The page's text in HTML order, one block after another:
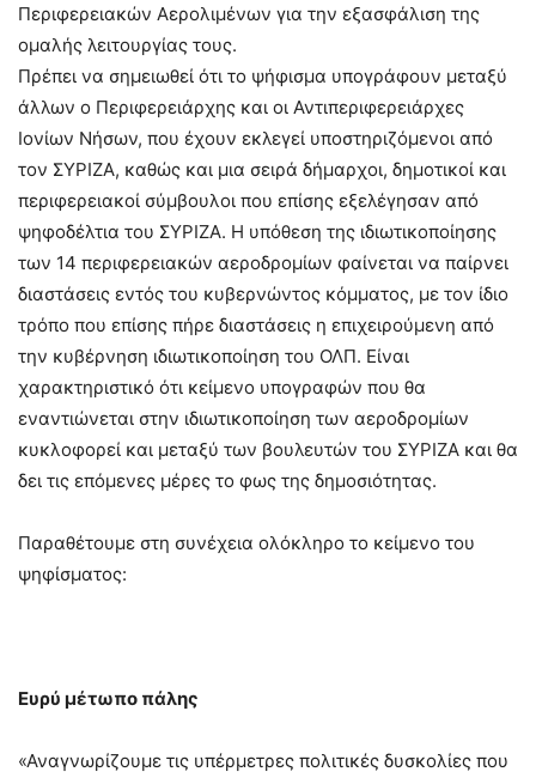
Περιφερειακών Αερολιμένων για την εξασφάλιση της
ομαλής λειτουργίας τους.
Πρέπει να σημειωθεί ότι το ψήφισμα υπογράφουν μεταξύ
άλλων ο Περιφερειάρχης και οι Αντιπεριφερειάρχες
Ιονίων Νήσων, που έχουν εκλεγεί υποστηριζόμενοι από
τον ΣΥΡΙΖΑ, καθώς και μια σειρά δήμαρχοι, δημοτικοί και
περιφερειακοί σύμβουλοι που επίσης εξελέγησαν από
ψηφοδέλτια του ΣΥΡΙΖΑ. Η υπόθεση της ιδιωτικοποίησης
των 14 περιφερειακών αεροδρομίων φαίνεται να παίρνει
διαστάσεις εντός του κυβερνώντος κόμματος, με τον ίδιο
τρόπο που επίσης πήρε διαστάσεις η επιχειρούμενη από
την κυβέρνηση ιδιωτικοποίηση του ΟΛΠ. Είναι
χαρακτηριστικό ότι κείμενο υπογραφών που θα
εναντιώνεται στην ιδιωτικοποίηση των αεροδρομίων
κυκλοφορεί και μεταξύ των βουλευτών του ΣΥΡΙΖΑ και θα
δει τις επόμενες μέρες το φως της δημοσιότητας.
Παραθέτουμε στη συνέχεια ολόκληρο το κείμενο του
ψηφίσματος:
Ευρύ μέτωπο πάλης
«Αναγνωρίζουμε τις υπέρμετρες πολιτικές δυσκολίες που